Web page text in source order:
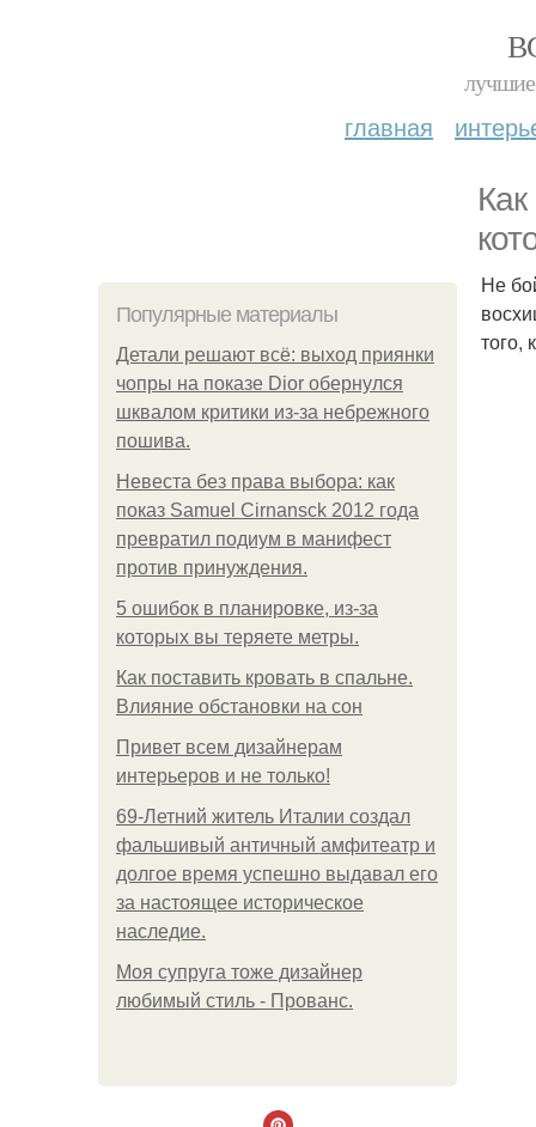
лучшие
главная
Популярные материалы
Детали решают всё: выход приянки
чопры на показе Dior обернулся
шквалом критики из-за небрежного
пошива.
Невеста без права выбора: как
показ Samuel Cirnansck 2012 года
превратил подиум в манифест
против принуждения.
5 ошибок в планировке, из-за
которых вы теряете метры.
Как поставить кровать в спальне.
Влияние обстановки на сон
Привет всем дизайнерам
интерьеров и не только!
69-Летний житель Италии создал
фальшивый античный амфитеатр и
долгое время успешно выдавал его
за настоящее историческое
наследие.
Моя супруга тоже дизайнер
любимый стиль - Прованс.
Не
того,